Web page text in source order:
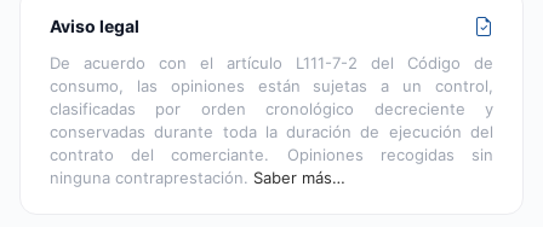
Aviso legal
De acuerdo con el artículo L111-7-2 del Código de
consumo, las opiniones están sujetas a un control,
clasificadas por orden cronológico decreciente y
conservadas durante toda la duración de ejecución del
contrato del comerciante. Opiniones recogidas sin
ninguna contraprestación. Saber más…